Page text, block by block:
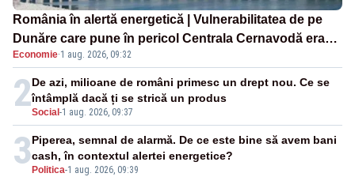
România în alertă energetică | Vulnerabilitatea de pe
Dunăre care pune în pericol Centrala Cernavodă era
cunoscută de pe vremea lui Ceaușescu
Economie·1 aug. 2026, 09:32
2Social -1 aug. 2026, 09:37
De azi, milioane de români primesc un drept nou. Ce se
întâmplă dacă ți se strică un produs
3 Politica-1 aug. 2026, 09:39
Piperea, semnal de alarmă. De ce este bine să avem bani
cash, în contextul alertei energetice?